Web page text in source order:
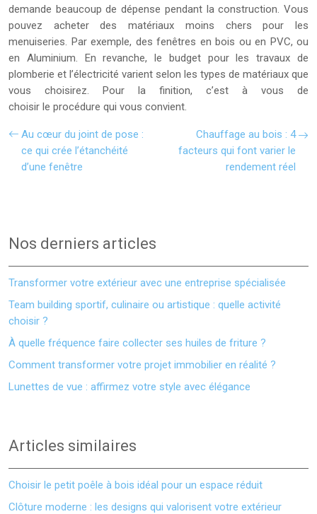
demande beaucoup de dépense pendant la construction. Vous
pouvez acheter des matériaux moins chers pour les
menuiseries. Par exemple, des fenêtres en bois ou en PVC, ou
en Aluminium. En revanche, le budget pour les travaux de
plomberie et l’électricité varient selon les types de matériaux que
vous choisirez. Pour la finition, c’est à vous de
choisir le procédure qui vous convient.
Au cœur du joint de pose :
ce qui crée l’étanchéité
d’une fenêtre
Chauffage au bois : 4
facteurs qui font varier le
rendement réel
Nos derniers articles
Transformer votre extérieur avec une entreprise spécialisée
Team building sportif, culinaire ou artistique : quelle activité
choisir ?
À quelle fréquence faire collecter ses huiles de friture ?
Comment transformer votre projet immobilier en réalité ?
Lunettes de vue : affirmez votre style avec élégance
Articles similaires
Choisir le petit poêle à bois idéal pour un espace réduit
Clôture moderne : les designs qui valorisent votre extérieur